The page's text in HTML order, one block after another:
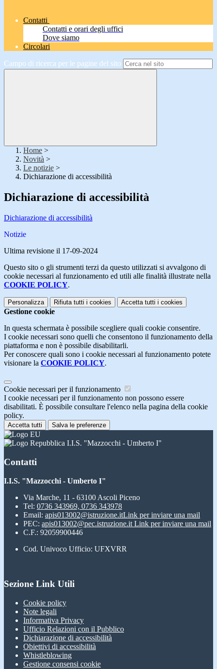
Contatti
Contatti e orari degli uffici
Dove siamo
Circolari
Campo di ricerca per le pagine del sito
Home >
Novità >
Le notizie >
Dichiarazione di accessibilità
Dichiarazione di accessibilità
Dichiarazione di accessibilità
Notizie
Ultima revisione il 17-09-2024
Questo sito o gli strumenti terzi da questo utilizzati si avvalgono di
cookie necessari al funzionamento ed utili alle finalità illustrate nella
COOKIE POLICY.
Personalizza Rifiuta tutti i cookies Accetta tutti i cookies
Gestione cookie
In questa schermata è possibile scegliere quali cookie consentire.
I cookie necessari sono quelli che consentono il funzionamento della
piattaforma e non è possibile disabilitarli.
Per conoscere quali sono i cookie necessari al funzionamento potete
visionare la COOKIE POLICY.
Cookie necessari per il funzionamento
I cookie necessari per il funzionamento non possono essere
disabilitati. È possibile consultare l'elenco nella pagina della cookie
policy.
Accetta tutti Salva le preferenze
I.I.S. "Mazzocchi - Umberto I"
Contatti
I.I.S. "Mazzocchi - Umberto I"
Via Marche, 11 - 63100 Ascoli Piceno
Tel: 0736 343969, 0736 343978
Email: apis013002@istruzione.itLink per inviare una mail
PEC: apis013002@pec.istruzione.it Link per inviare una mail
C.F.: 92059900446
Cod. Univoco Ufficio: UFXVRR
Sezione Link Utili
Cookie policy
Note legali
Informativa Privacy
Ufficio Relazioni con il Pubblico
Dichiarazione di accessibilità
Obiettivi di accessibilità
Whistleblowing
Gestione consensi cookie